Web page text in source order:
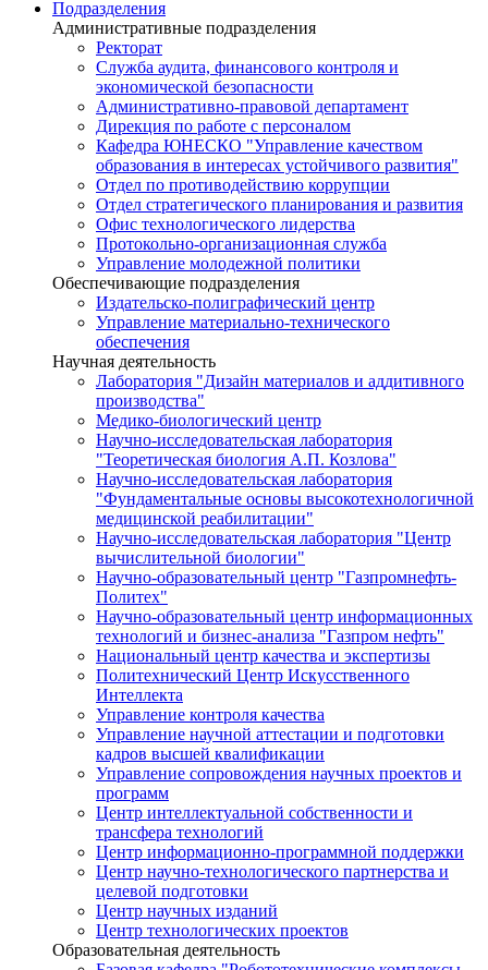
Подразделения
Административные подразделения
Ректорат
Служба аудита, финансового контроля и
экономической безопасности
Административно-правовой департамент
Дирекция по работе с персоналом
Кафедра ЮНЕСКО "Управление качеством
образования в интересах устойчивого развития"
Отдел по противодействию коррупции
Отдел стратегического планирования и развития
Офис технологического лидерства
Протокольно-организационная служба
Управление молодежной политики
Обеспечивающие подразделения
Издательско-полиграфический центр
Управление материально-технического
обеспечения
Научная деятельность
Лаборатория "Дизайн материалов и аддитивного
производства"
Медико-биологический центр
Научно-исследовательская лаборатория
"Теоретическая биология А.П. Козлова"
Научно-исследовательская лаборатория
"Фундаментальные основы высокотехнологичной
медицинской реабилитации"
Научно-исследовательская лаборатория "Центр
вычислительной биологии"
Научно-образовательный центр "Газпромнефть-
Политех"
Научно-образовательный центр информационных
технологий и бизнес-анализа "Газпром нефть"
Национальный центр качества и экспертизы
Политехнический Центр Искусственного
Интеллекта
Управление контроля качества
Управление научной аттестации и подготовки
кадров высшей квалификации
Управление сопровождения научных проектов и
программ
Центр интеллектуальной собственности и
трансфера технологий
Центр информационно-программной поддержки
Центр научно-технологического партнерства и
целевой подготовки
Центр научных изданий
Центр технологических проектов
Образовательная деятельность